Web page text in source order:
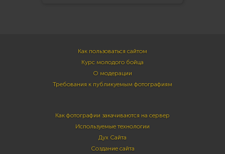
Как пользоваться сайтом
Курс молодого бойца
О модерации
Требования к публикуемым фотографиям
Как фотографии закачиваются на сервер
Используемые технологии
Дух Сайта
Создание сайта